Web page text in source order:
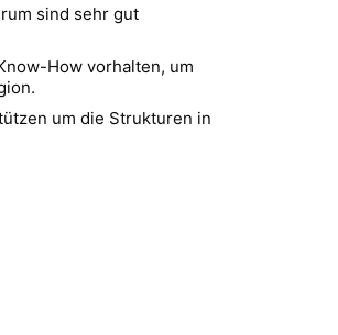
sind sehr gut
How vorhalten, um
um die Strukturen in